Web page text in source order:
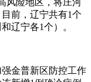
前，辽宁共有1个
辽宁各1个）。
金普新区防控工作